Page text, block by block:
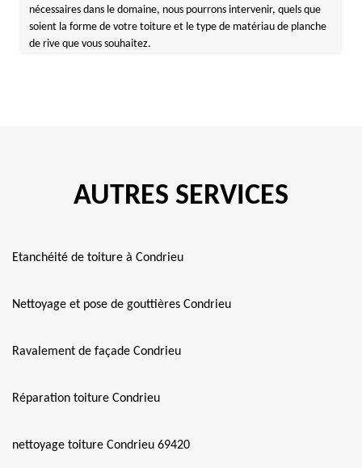
nécessaires dans le domaine, nous pourrons intervenir, quels que
soient la forme de votre toiture et le type de matériau de planche
de rive que vous souhaitez.
AUTRES SERVICES
Etanchéité de toiture à Condrieu
Nettoyage et pose de gouttières Condrieu
Ravalement de façade Condrieu
Réparation toiture Condrieu
nettoyage toiture Condrieu 69420